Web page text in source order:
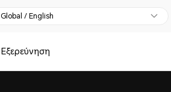
Global / English
Εξερεύνηση